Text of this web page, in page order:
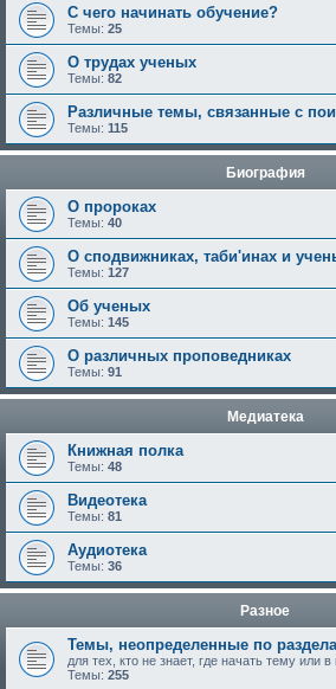
С чего начинать обучение?
Темы: 25
О трудах ученых
Темы: 82
Различные темы, связанные с
Темы: 115
Биография
О пророках
Темы: 40
О сподвижниках, таби'инах и
Темы: 127
Об ученых
Темы: 145
О различных проповедниках
Темы: 91
Медиатека
Книжная полка
Темы: 48
Видеотека
Темы: 81
Аудиотека
Темы: 36
Разное
Темы, неопределенные по
для тех, кто не знает, где начать тему или
Темы: 255